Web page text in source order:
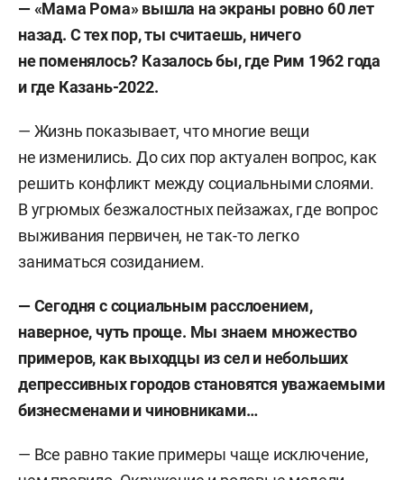
— «Мама Рома» вышла на экраны ровно 60 лет
назад. С тех пор, ты считаешь, ничего
не поменялось? Казалось бы, где Рим 1962 года
и где Казань-2022.
— Жизнь показывает, что многие вещи
не изменились. До сих пор актуален вопрос, как
решить конфликт между социальными слоями.
В угрюмых безжалостных пейзажах, где вопрос
выживания первичен, не так-то легко
заниматься созиданием.
— Сегодня с социальным расслоением,
наверное, чуть проще. Мы знаем множество
примеров, как выходцы из сел и небольших
депрессивных городов становятся уважаемыми
бизнесменами и чиновниками…
— Все равно такие примеры чаще исключение,